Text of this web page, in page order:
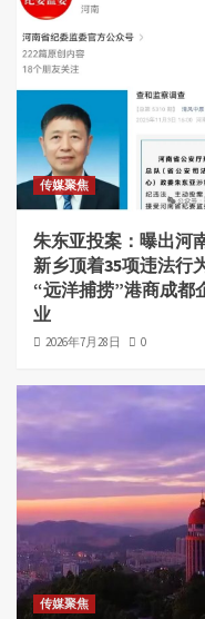
传媒聚焦
朱东亚投案：曝出河
新乡顶着35项违法行
“远洋捕捞”港商成都
业
2026年7月28日 0
传媒聚焦